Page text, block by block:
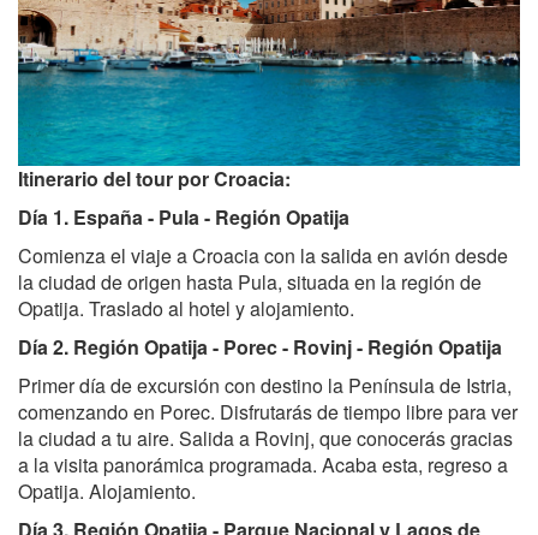
Itinerario del tour por Croacia:
Día 1. España - Pula - Región Opatija
Comienza el viaje a Croacia con la salida en avión desde
la ciudad de origen hasta Pula, situada en la región de
Opatija. Traslado al hotel y alojamiento.
Día 2. Región Opatija - Porec - Rovinj - Región Opatija
Primer día de excursión con destino la Península de Istria,
comenzando en Porec. Disfrutarás de tiempo libre para ver
la ciudad a tu aire. Salida a Rovinj, que conocerás gracias
a la visita panorámica programada. Acaba esta, regreso a
Opatija. Alojamiento.